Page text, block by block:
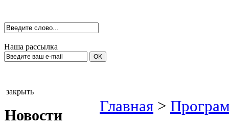
Наша рассылка
закрыть
Новости
Главная >